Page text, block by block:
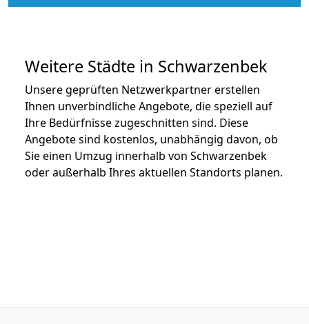
Weitere Städte in Schwarzenbek
Unsere geprüften Netzwerkpartner erstellen
Ihnen unverbindliche Angebote, die speziell auf
Ihre Bedürfnisse zugeschnitten sind. Diese
Angebote sind kostenlos, unabhängig davon, ob
Sie einen Umzug innerhalb von Schwarzenbek
oder außerhalb Ihres aktuellen Standorts planen.